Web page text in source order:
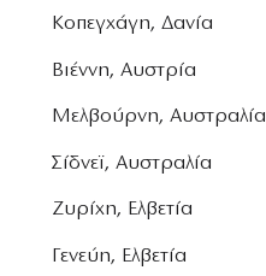
Κοπεγχάγη, Δανία
Βιέννη, Αυστρία
Μελβούρνη, Αυστραλία
Σίδνεϊ, Αυστραλία
Ζυρίχη, Ελβετία
Γενεύη, Ελβετία